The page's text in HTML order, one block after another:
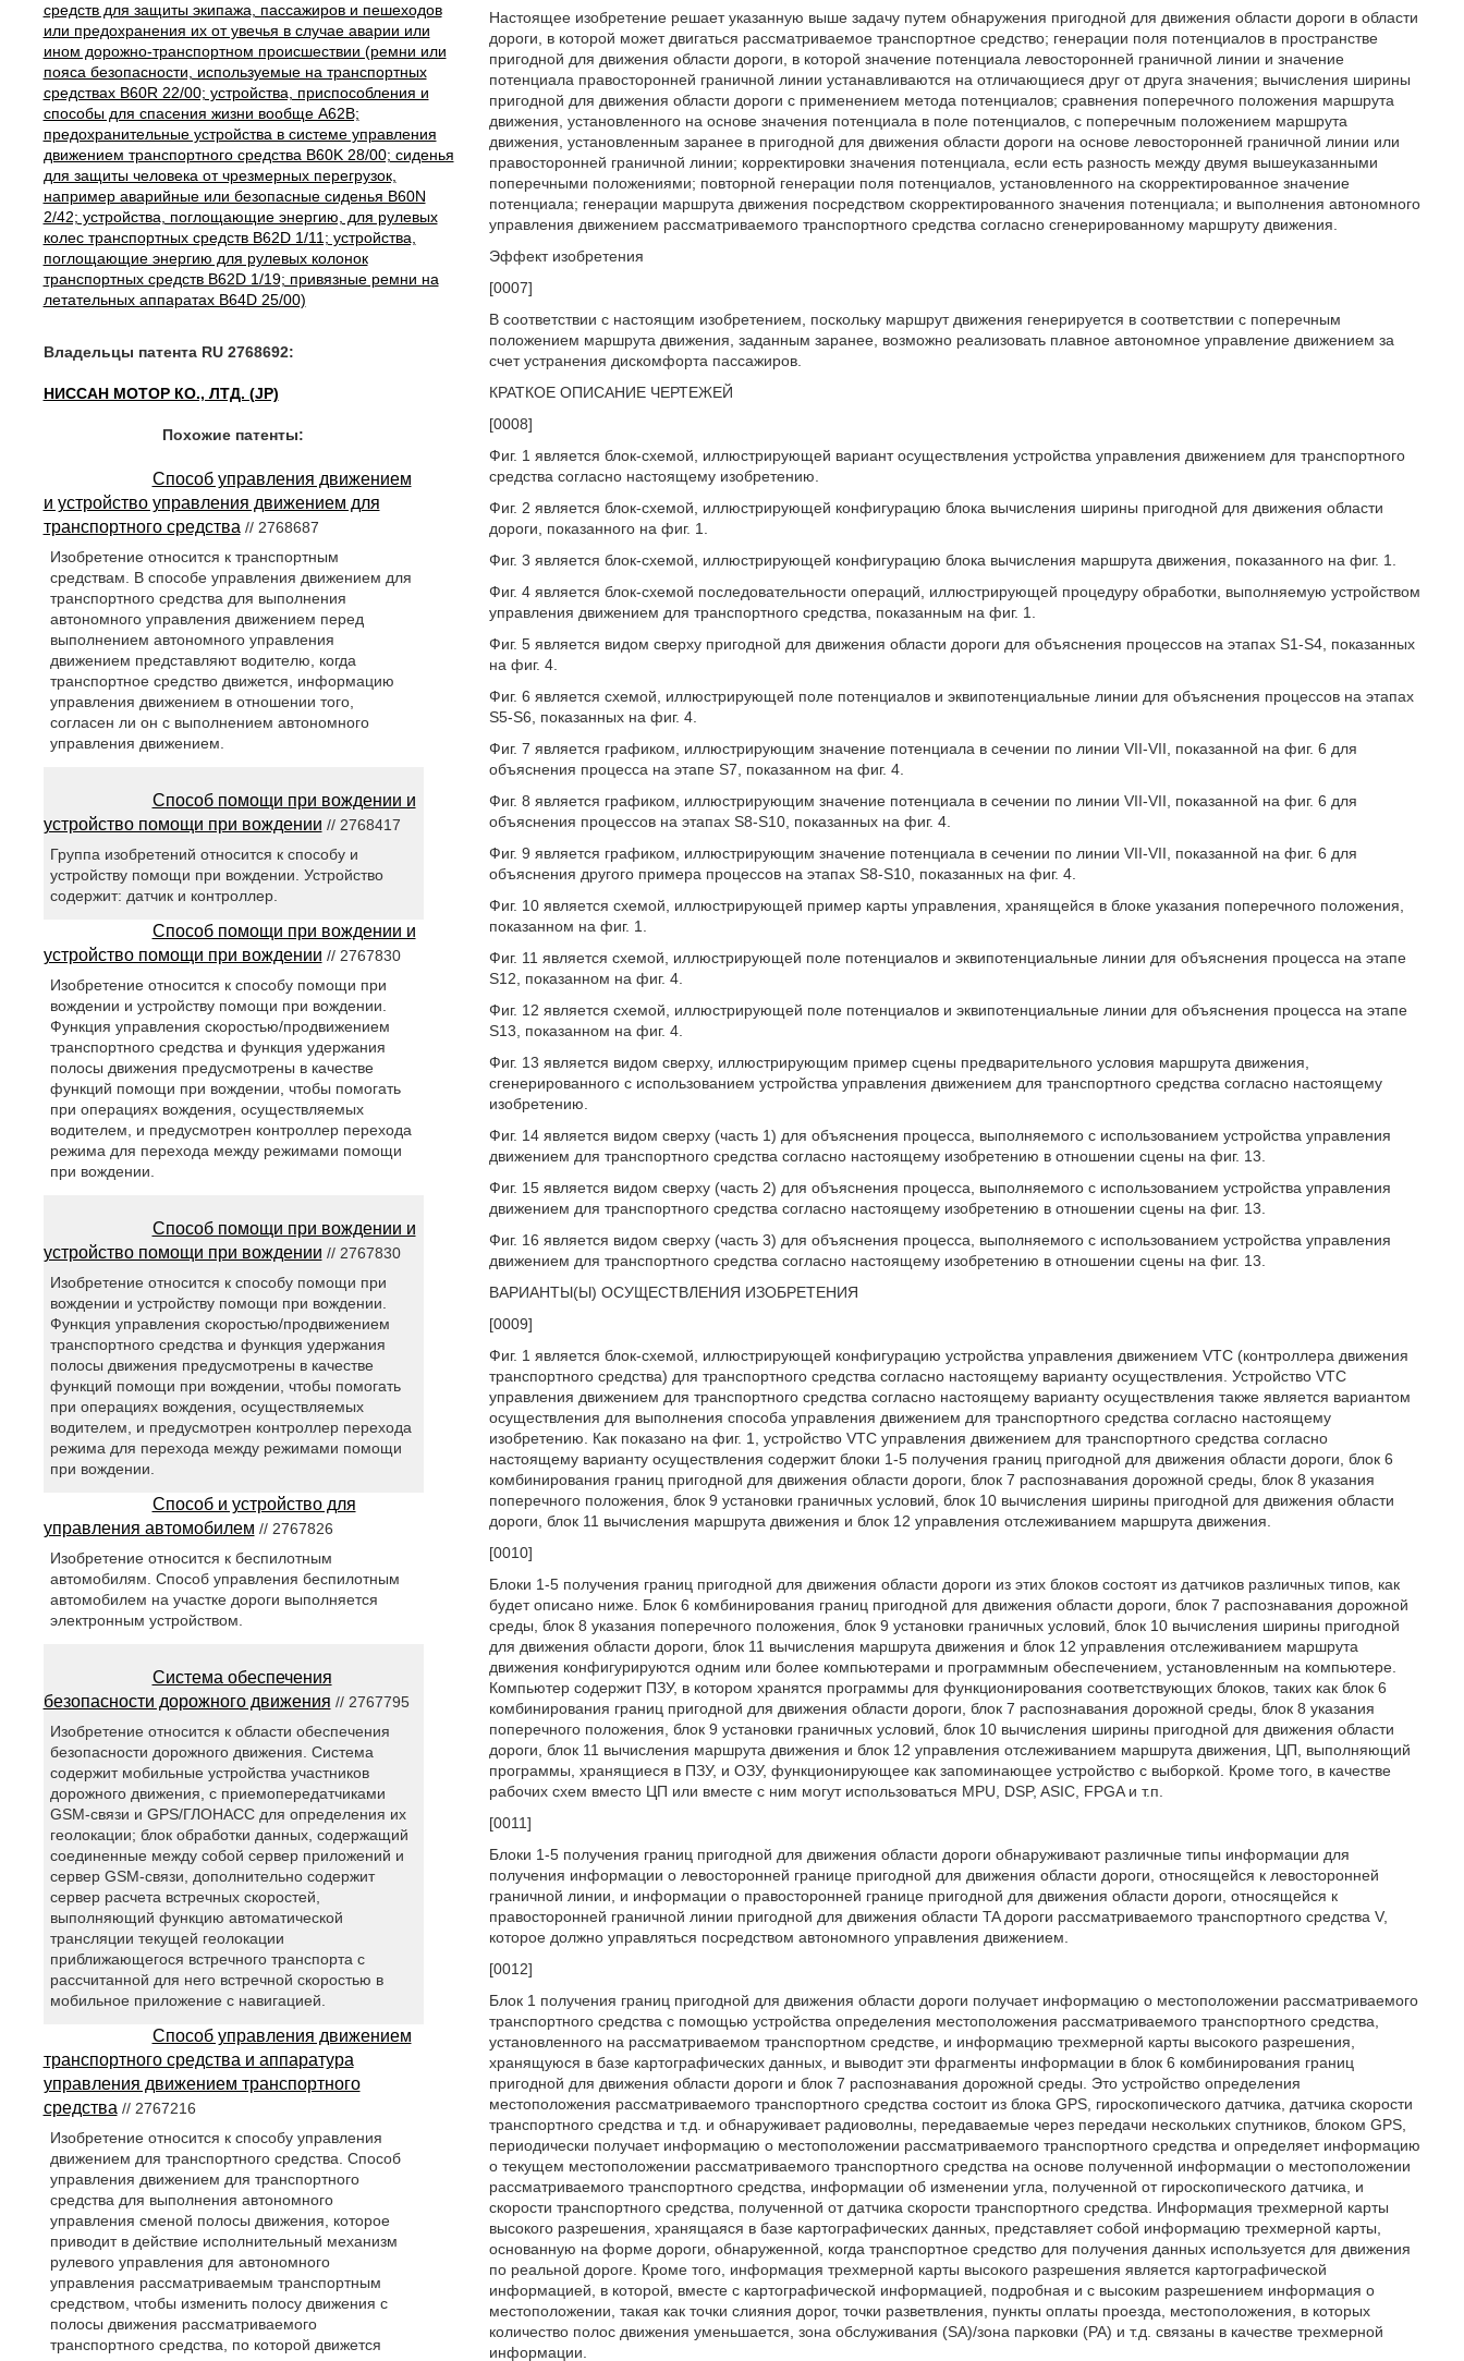
средств для защиты экипажа, пассажиров и пешеходов
или предохранения их от увечья в случае аварии или
ином дорожно-транспортном происшествии (ремни или
пояса безопасности, используемые на транспортных
средствах B60R 22/00; устройства, приспособления и
способы для спасения жизни вообще A62B;
предохранительные устройства в системе управления
движением транспортного средства B60K 28/00; сиденья
для защиты человека от чрезмерных перегрузок,
например аварийные или безопасные сиденья B60N
2/42; устройства, поглощающие энергию, для рулевых
колес транспортных средств B62D 1/11; устройства,
поглощающие энергию для рулевых колонок
транспортных средств B62D 1/19; привязные ремни на
летательных аппаратах B64D 25/00)
Владельцы патента RU 2768692:
НИССАН МОТОР КО., ЛТД. (JP)
Настоящее изобретение решает указанную выше задачу путем обнаружения пригодной для движения области дороги в области
дороги, в которой может двигаться рассматриваемое транспортное средство; генерации поля потенциалов в пространстве
пригодной для движения области дороги, в которой значение потенциала левосторонней граничной линии и значение
потенциала правосторонней граничной линии устанавливаются на отличающиеся друг от друга значения; вычисления ширины
пригодной для движения области дороги с применением метода потенциалов; сравнения поперечного положения маршрута
движения, установленного на основе значения потенциала в поле потенциалов, с поперечным положением маршрута
движения, установленным заранее в пригодной для движения области дороги на основе левосторонней граничной линии или
правосторонней граничной линии; корректировки значения потенциала, если есть разность между двумя вышеуказанными
поперечными положениями; повторной генерации поля потенциалов, установленного на скорректированное значение
потенциала; генерации маршрута движения посредством скорректированного значения потенциала; и выполнения автономного
управления движением рассматриваемого транспортного средства согласно сгенерированному маршруту движения.
Эффект изобретения
[0007]
В соответствии с настоящим изобретением, поскольку маршрут движения генерируется в соответствии с поперечным
положением маршрута движения, заданным заранее, возможно реализовать плавное автономное управление движением за
счет устранения дискомфорта пассажиров.
КРАТКОЕ ОПИСАНИЕ ЧЕРТЕЖЕЙ
[0008]
Фиг. 1 является блок-схемой, иллюстрирующей вариант осуществления устройства управления движением для транспортного
средства согласно настоящему изобретению.
Фиг. 2 является блок-схемой, иллюстрирующей конфигурацию блока вычисления ширины пригодной для движения области
дороги, показанного на фиг. 1.
Фиг. 3 является блок-схемой, иллюстрирующей конфигурацию блока вычисления маршрута движения, показанного на фиг. 1.
Фиг. 4 является блок-схемой последовательности операций, иллюстрирующей процедуру обработки, выполняемую устройством
управления движением для транспортного средства, показанным на фиг. 1.
Фиг. 5 является видом сверху пригодной для движения области дороги для объяснения процессов на этапах S1-S4, показанных
на фиг. 4.
Фиг. 6 является схемой, иллюстрирующей поле потенциалов и эквипотенциальные линии для объяснения процессов на этапах
S5-S6, показанных на фиг. 4.
Фиг. 7 является графиком, иллюстрирующим значение потенциала в сечении по линии VII-VII, показанной на фиг. 6 для
объяснения процесса на этапе S7, показанном на фиг. 4.
Фиг. 8 является графиком, иллюстрирующим значение потенциала в сечении по линии VII-VII, показанной на фиг. 6 для
объяснения процессов на этапах S8-S10, показанных на фиг. 4.
Фиг. 9 является графиком, иллюстрирующим значение потенциала в сечении по линии VII-VII, показанной на фиг. 6 для
объяснения другого примера процессов на этапах S8-S10, показанных на фиг. 4.
Фиг. 10 является схемой, иллюстрирующей пример карты управления, хранящейся в блоке указания поперечного положения,
показанном на фиг. 1.
Фиг. 11 является схемой, иллюстрирующей поле потенциалов и эквипотенциальные линии для объяснения процесса на этапе
S12, показанном на фиг. 4.
Фиг. 12 является схемой, иллюстрирующей поле потенциалов и эквипотенциальные линии для объяснения процесса на этапе
S13, показанном на фиг. 4.
Фиг. 13 является видом сверху, иллюстрирующим пример сцены предварительного условия маршрута движения,
сгенерированного с использованием устройства управления движением для транспортного средства согласно настоящему
изобретению.
Фиг. 14 является видом сверху (часть 1) для объяснения процесса, выполняемого с использованием устройства управления
движением для транспортного средства согласно настоящему изобретению в отношении сцены на фиг. 13.
Фиг. 15 является видом сверху (часть 2) для объяснения процесса, выполняемого с использованием устройства управления
движением для транспортного средства согласно настоящему изобретению в отношении сцены на фиг. 13.
Фиг. 16 является видом сверху (часть 3) для объяснения процесса, выполняемого с использованием устройства управления
движением для транспортного средства согласно настоящему изобретению в отношении сцены на фиг. 13.
ВАРИАНТЫ(Ы) ОСУЩЕСТВЛЕНИЯ ИЗОБРЕТЕНИЯ
[0009]
Фиг. 1 является блок-схемой, иллюстрирующей конфигурацию устройства управления движением VTC (контроллера движения
транспортного средства) для транспортного средства согласно настоящему варианту осуществления. Устройство VTC
управления движением для транспортного средства согласно настоящему варианту осуществления также является вариантом
осуществления для выполнения способа управления движением для транспортного средства согласно настоящему
изобретению. Как показано на фиг. 1, устройство VTC управления движением для транспортного средства согласно
настоящему варианту осуществления содержит блоки 1-5 получения границ пригодной для движения области дороги, блок 6
комбинирования границ пригодной для движения области дороги, блок 7 распознавания дорожной среды, блок 8 указания
поперечного положения, блок 9 установки граничных условий, блок 10 вычисления ширины пригодной для движения области
дороги, блок 11 вычисления маршрута движения и блок 12 управления отслеживанием маршрута движения.
[0010]
Блоки 1-5 получения границ пригодной для движения области дороги из этих блоков состоят из датчиков различных типов, как
будет описано ниже. Блок 6 комбинирования границ пригодной для движения области дороги, блок 7 распознавания дорожной
среды, блок 8 указания поперечного положения, блок 9 установки граничных условий, блок 10 вычисления ширины пригодной
для движения области дороги, блок 11 вычисления маршрута движения и блок 12 управления отслеживанием маршрута
движения конфигурируются одним или более компьютерами и программным обеспечением, установленным на компьютере.
Компьютер содержит ПЗУ, в котором хранятся программы для функционирования соответствующих блоков, таких как блок 6
комбинирования границ пригодной для движения области дороги, блок 7 распознавания дорожной среды, блок 8 указания
поперечного положения, блок 9 установки граничных условий, блок 10 вычисления ширины пригодной для движения области
дороги, блок 11 вычисления маршрута движения и блок 12 управления отслеживанием маршрута движения, ЦП, выполняющий
программы, хранящиеся в ПЗУ, и ОЗУ, функционирующее как запоминающее устройство с выборкой. Кроме того, в качестве
рабочих схем вместо ЦП или вместе с ним могут использоваться MPU, DSP, ASIC, FPGA и т.п.
[0011]
Блоки 1-5 получения границ пригодной для движения области дороги обнаруживают различные типы информации для
получения информации о левосторонней границе пригодной для движения области дороги, относящейся к левосторонней
граничной линии, и информации о правосторонней границе пригодной для движения области дороги, относящейся к
правосторонней граничной линии пригодной для движения области TA дороги рассматриваемого транспортного средства V,
которое должно управляться посредством автономного управления движением.
[0012]
Блок 1 получения границ пригодной для движения области дороги получает информацию о местоположении рассматриваемого
транспортного средства с помощью устройства определения местоположения рассматриваемого транспортного средства,
установленного на рассматриваемом транспортном средстве, и информацию трехмерной карты высокого разрешения,
хранящуюся в базе картографических данных, и выводит эти фрагменты информации в блок 6 комбинирования границ
пригодной для движения области дороги и блок 7 распознавания дорожной среды. Это устройство определения
местоположения рассматриваемого транспортного средства состоит из блока GPS, гироскопического датчика, датчика скорости
транспортного средства и т.д. и обнаруживает радиоволны, передаваемые через передачи нескольких спутников, блоком GPS,
периодически получает информацию о местоположении рассматриваемого транспортного средства и определяет информацию
о текущем местоположении рассматриваемого транспортного средства на основе полученной информации о местоположении
рассматриваемого транспортного средства, информации об изменении угла, полученной от гироскопического датчика, и
скорости транспортного средства, полученной от датчика скорости транспортного средства. Информация трехмерной карты
высокого разрешения, хранящаяся в базе картографических данных, представляет собой информацию трехмерной карты,
основанную на форме дороги, обнаруженной, когда транспортное средство для получения данных используется для движения
по реальной дороге. Кроме того, информация трехмерной карты высокого разрешения является картографической
информацией, в которой, вместе с картографической информацией, подробная и с высоким разрешением информация о
местоположении, такая как точки слияния дорог, точки разветвления, пункты оплаты проезда, местоположения, в которых
количество полос движения уменьшается, зона обслуживания (SA)/зона парковки (PA) и т.д. связаны в качестве трехмерной
информации.
Похожие патенты:
Способ управления движением
и устройство управления движением для
транспортного средства // 2768687
Изобретение относится к транспортным
средствам. В способе управления движением для
транспортного средства для выполнения
автономного управления движением перед
выполнением автономного управления
движением представляют водителю, когда
транспортное средство движется, информацию
управления движением в отношении того,
согласен ли он с выполнением автономного
управления движением.
Способ помощи при вождении и
устройство помощи при вождении // 2768417
Группа изобретений относится к способу и
устройству помощи при вождении. Устройство
содержит: датчик и контроллер.
Способ помощи при вождении и
устройство помощи при вождении // 2767830
Изобретение относится к способу помощи при
вождении и устройству помощи при вождении.
Функция управления скоростью/продвижением
транспортного средства и функция удержания
полосы движения предусмотрены в качестве
функций помощи при вождении, чтобы помогать
при операциях вождения, осуществляемых
водителем, и предусмотрен контроллер перехода
режима для перехода между режимами помощи
при вождении.
Способ помощи при вождении и
устройство помощи при вождении // 2767830
Изобретение относится к способу помощи при
вождении и устройству помощи при вождении.
Функция управления скоростью/продвижением
транспортного средства и функция удержания
полосы движения предусмотрены в качестве
функций помощи при вождении, чтобы помогать
при операциях вождения, осуществляемых
водителем, и предусмотрен контроллер перехода
режима для перехода между режимами помощи
при вождении.
Способ и устройство для
управления автомобилем // 2767826
Изобретение относится к беспилотным
автомобилям. Способ управления беспилотным
автомобилем на участке дороги выполняется
электронным устройством.
Система обеспечения
безопасности дорожного движения // 2767795
Изобретение относится к области обеспечения
безопасности дорожного движения. Система
содержит мобильные устройства участников
дорожного движения, с приемопередатчиками
GSM-связи и GPS/ГЛОНАСС для определения их
геолокации; блок обработки данных, содержащий
соединенные между собой сервер приложений и
сервер GSM-связи, дополнительно содержит
сервер расчета встречных скоростей,
выполняющий функцию автоматической
трансляции текущей геолокации
приближающегося встречного транспорта с
рассчитанной для него встречной скоростью в
мобильное приложение с навигацией.
Способ управления движением
транспортного средства и аппаратура
управления движением транспортного
средства // 2767216
Изобретение относится к способу управления
движением для транспортного средства. Способ
управления движением для транспортного
средства для выполнения автономного
управления сменой полосы движения, которое
приводит в действие исполнительный механизм
рулевого управления для автономного
управления рассматриваемым транспортным
средством, чтобы изменить полосу движения с
полосы движения рассматриваемого
транспортного средства, по которой движется